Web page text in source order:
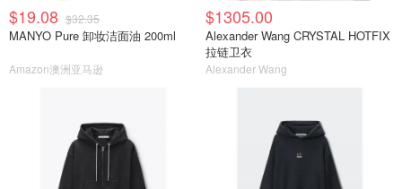
$19.08 $32.35
MANYO Pure 卸妆洁面油 200ml
Amazon澳洲亚马逊
$1305.00
Alexander Wang CRYSTAL HOTFIX
拉链卫衣
Alexander Wang